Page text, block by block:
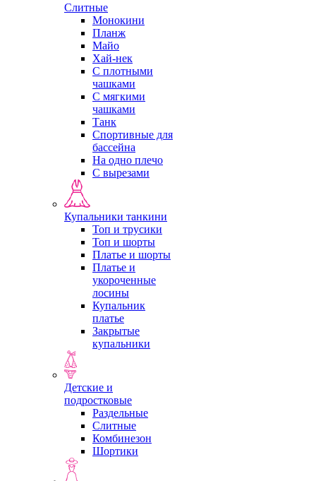
Слитные
Монокини
Планж
Майо
Хай-нек
С плотными
чашками
С мягкими
чашками
Танк
Спортивные для
бассейна
На одно плечо
С вырезами
Купальники танкини
Топ и трусики
Топ и шорты
Платье и шорты
Платье и
укороченные
лосины
Купальник
платье
Закрытые
купальники
Детские и
подростковые
Раздельные
Слитные
Комбинезон
Шортики